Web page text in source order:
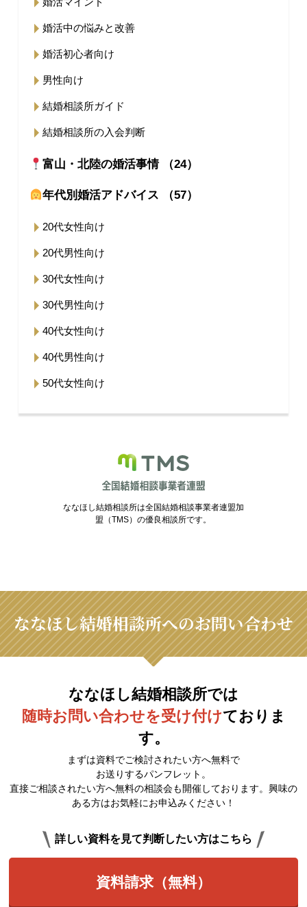
婚活中の悩みと改善
婚活初心者向け
男性向け
結婚相談所ガイド
結婚相談所の入会判断
富山・北陸の婚活事情 （24）
年代別婚活アドバイス （57）
20代女性向け
20代男性向け
30代女性向け
30代男性向け
40代女性向け
40代男性向け
50代女性向け
ななほし結婚相談所は全国結婚相談事業者連盟加
盟（TMS）の優良相談所です。
ななほし結婚相談所へのお問い合わせ
ななほし結婚相談所では
随時お問い合わせを受け付けておりま
す。
まずは資料でご検討されたい方へ無料で
お送りするパンフレット。
直接ご相談されたい方へ無料の相談会も開催しております。興味の
ある方はお気軽にお申込みください！
詳しい資料を見て判断したい方はこちら
資料請求（無料）